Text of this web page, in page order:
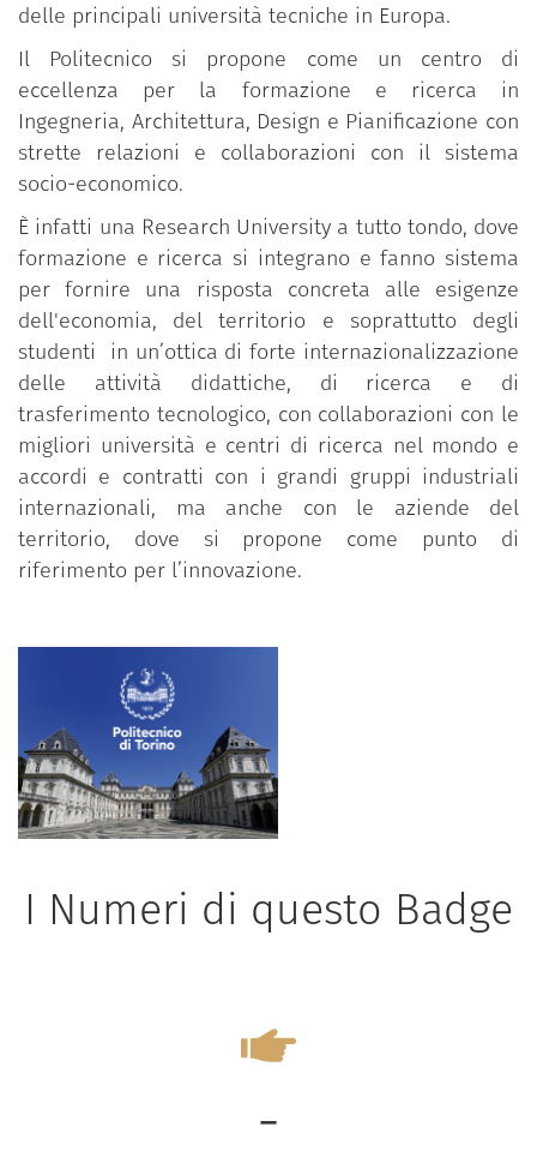
delle principali università tecniche in Europa.
Il Politecnico si propone come un centro di
eccellenza per la formazione e ricerca in
Ingegneria, Architettura, Design e Pianificazione con
strette relazioni e collaborazioni con il sistema
socio-economico.
È infatti una Research University a tutto tondo, dove
formazione e ricerca si integrano e fanno sistema
per fornire una risposta concreta alle esigenze
dell'economia, del territorio e soprattutto degli
studenti in un’ottica di forte internazionalizzazione
delle attività didattiche, di ricerca e di
trasferimento tecnologico, con collaborazioni con le
migliori università e centri di ricerca nel mondo e
accordi e contratti con i grandi gruppi industriali
internazionali, ma anche con le aziende del
territorio, dove si propone come punto di
riferimento per l’innovazione.
I Numeri di questo Badge
-